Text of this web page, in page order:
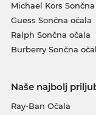
Michael Kors
Guess Sončna očala
Ralph Sončna očala
Burberry Sončna
Naše najbolj
Ray-Ban Očala